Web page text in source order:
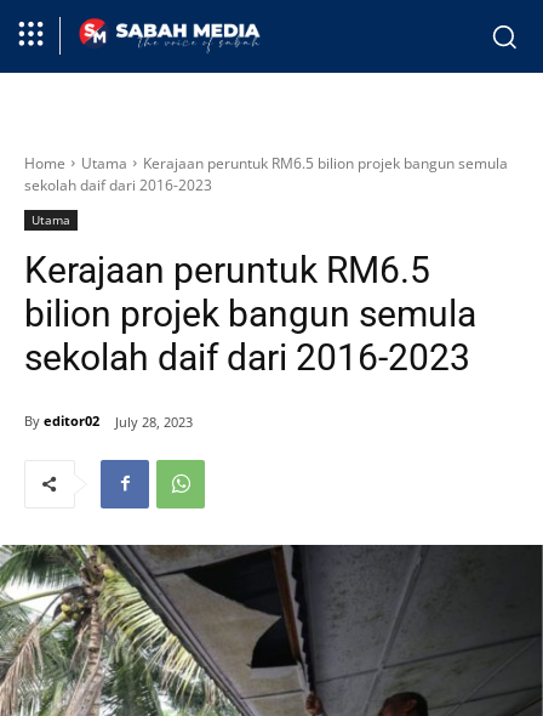
Home Utama
Kerajaan peruntuk RM6.5 bilion projek bangun semula
sekolah daif dari 2016-2023
Utama
Kerajaan peruntuk RM6.5
bilion projek bangun semula
sekolah daif dari 2016-2023
By editor02 July 28, 2023